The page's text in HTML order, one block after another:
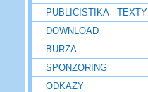
PUBLICISTIKA - TEXTY
DOWNLOAD
BURZA
SPONZORING
ODKAZY